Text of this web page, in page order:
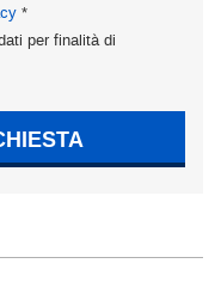
*
per finalità di